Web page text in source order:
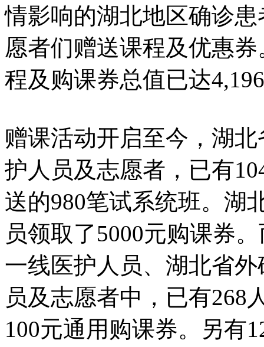
情影响的湖北地区确诊
愿者们赠送课程及优惠
程及购课券总值已达
赠课活动开启至今，湖
护人员及志愿者，已有
送的980笔试系统班。湖
员领取了5000元购课券
一线医护人员、湖北省
员及志愿者中，已有268
100元通用购课券。另有